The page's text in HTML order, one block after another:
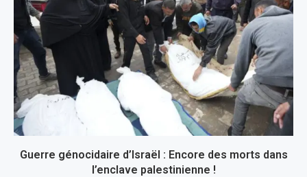
Guerre génocidaire d’Israël : Encore des morts dans
l’enclave palestinienne !